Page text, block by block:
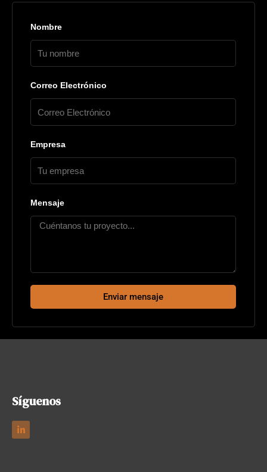
Nombre
Correo Electrónico
Empresa
Mensaje
Enviar mensaje
Síguenos